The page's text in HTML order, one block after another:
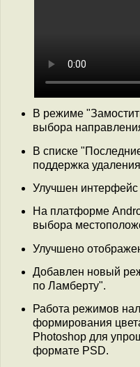
В режиме
выбора
В списке
поддержка
Улучшен интерфейс
На платформе
выбора
Улучшено
Добавлен новый
по Ламберту".
Работа режимов
формирования
Photoshop для
формате PSD.